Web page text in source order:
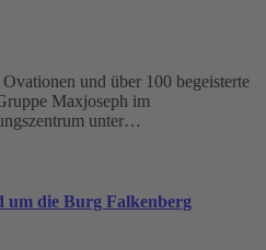
und über 100 begeisterte
Maxjoseph im
unter…
um die Burg Falkenberg